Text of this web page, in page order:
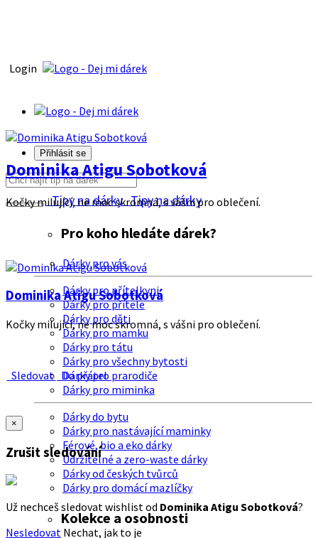
Login
Přihlásit se
Tipy na dárkyTipy na dárky
Pro koho hledáte dárek?
Dárky pro vás
Dárky pro přítelkyni
Dárky pro přítele
Dárky pro děti
Dárky pro mamku
Dárky pro tátu
Dárky pro všechny bytosti
Dárky pro prarodiče
Dárky pro miminka
Dárky do bytu
Dárky pro nastávající maminky
Férové, bio a eko dárky
Udržitelné a zero-waste dárky
Dárky od českých tvůrců
Dárky pro domácí mazlíčky
Kolekce a osobnosti
Dominika Atigu Sobotková
Kočky milující, ne moc skromná, s vášni pro oblečení.
Dominika Atigu Sobotková
Kočky milující, ne moc skromná, s vášni pro oblečení.
Sledovat Do přátel
×
Zrušit sledování
Už nechceš sledovat wishlist od Dominika Atigu Sobotková?
Nesledovat Nechat, jak to je